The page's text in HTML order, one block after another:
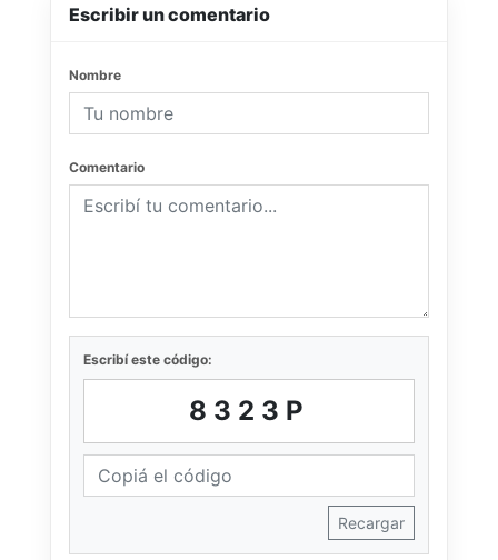
Escribir un comentario
Nombre
Comentario
Escribí este código:
8323P
Recargar